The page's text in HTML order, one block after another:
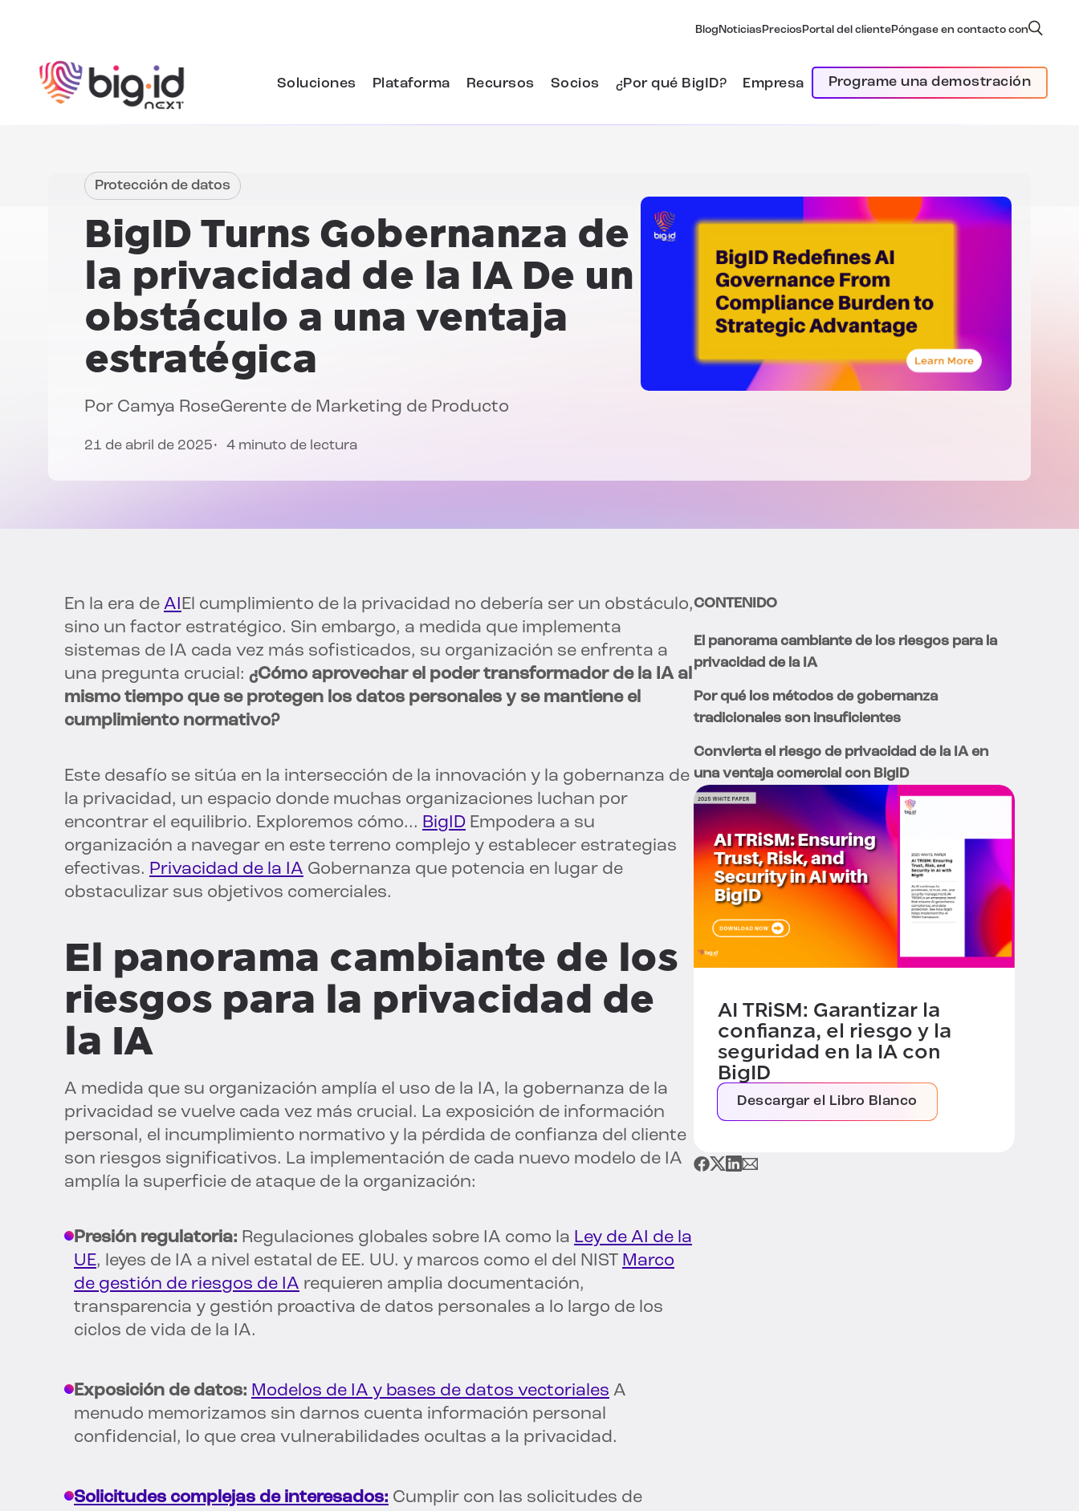
Blog Noticias Precios Portal del clientePóngase en contacto con
Soluciones Plataforma Recursos Socios ¿Por qué BigID? Empresa Programe una demostración
Protección de datos
BigID Turns Gobernanza de
la privacidad de la IADe un
obstáculo a una ventaja
estratégica
Por Camya RoseGerente de Marketing de Producto
21 de abril de 2025 4 minuto de lectura
En la era de AIEl cumplimiento de la privacidad no debería ser un obstáculo,
sino un factor estratégico. Sin embargo, a medida que implementa
sistemas de IA cada vez más sofisticados, su organización se enfrenta a
una pregunta crucial: ¿Cómo aprovechar el poder transformador de la IA al
mismo tiempo que se protegen los datos personales y se mantiene el
cumplimiento normativo?
Este desafío se sitúa en la intersección de la innovación y la gobernanza de
la privacidad, un espacio donde muchas organizaciones luchan por
encontrar el equilibrio. Exploremos cómo... BigID Empodera a su
organización a navegar en este terreno complejo y establecer estrategias
efectivas. Privacidad de la IA Gobernanza que potencia en lugar de
obstaculizar sus objetivos comerciales.
El panorama cambiante de los
riesgos para la privacidad de
la IA
A medida que su organización amplía el uso de la IA, la gobernanza de la
privacidad se vuelve cada vez más crucial. La exposición de información
personal, el incumplimiento normativo y la pérdida de confianza del cliente
son riesgos significativos. La implementación de cada nuevo modelo de IA
amplía la superficie de ataque de la organización:
Presión regulatoria: Regulaciones globales sobre IA como la Ley de AI de la
UE, leyes de IA a nivel estatal de EE. UU. y marcos como el del NIST Marco
de gestión de riesgos de IA requieren amplia documentación,
transparencia y gestión proactiva de datos personales a lo largo de los
ciclos de vida de la IA.
Exposición de datos: Modelos de IA y bases de datos vectoriales A
menudo memorizamos sin darnos cuenta información personal
confidencial, lo que crea vulnerabilidades ocultas a la privacidad.
Solicitudes complejas de interesados: Cumplir con las solicitudes de
CONTENIDO
El panorama cambiante de los riesgos para la
privacidad de la IA
Por qué los métodos de gobernanza
tradicionales son insuficientes
Convierta el riesgo de privacidad de la IA en
una ventaja comercial con BigID
AI TRiSM: Garantizar la
confianza, el riesgo y la
seguridad en la IA con
BigID
Descargar el Libro Blanco